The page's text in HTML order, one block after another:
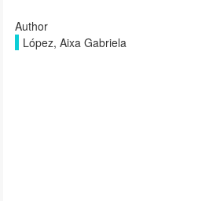
Author
López, Aixa Gabriela